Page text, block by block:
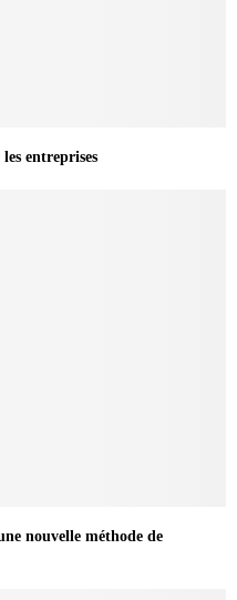
entreprises
nouvelle méthode de